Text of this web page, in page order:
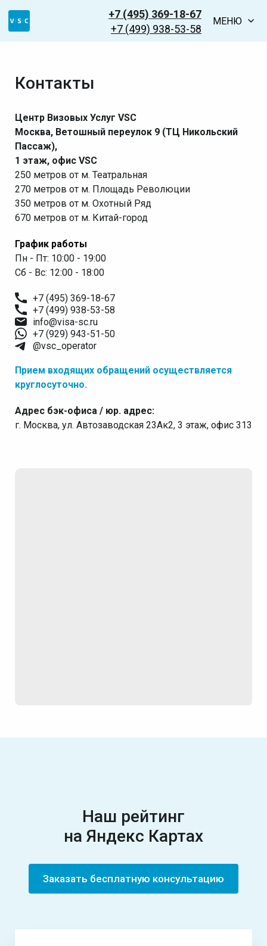
+7 (495) 369-18-67
+7 (499) 938-53-58
МЕНЮ
Контакты
Центр Визовых Услуг VSC
Москва, Ветошный переулок 9 (ТЦ Никольский
Пассаж),
1 этаж, офис VSC
250 метров от м. Театральная
270 метров от м. Площадь Революции
350 метров от м. Охотный Ряд
670 метров от м. Китай-город
График работы
Пн - Пт: 10:00 - 19:00
Сб - Вс: 12:00 - 18:00
+7 (495) 369-18-67
+7 (499) 938-53-58
info@visa-sc.ru
+7 (929) 943-51-50
@vsc_operator
Прием входящих обращений осуществляется
круглосуточно.
Адрес бэк-офиса / юр. адрес:
г. Москва, ул. Автозаводская 23Ак2, 3 этаж, офис 313
Наш рейтинг
на Яндекс Картах
Заказать бесплатную консультацию